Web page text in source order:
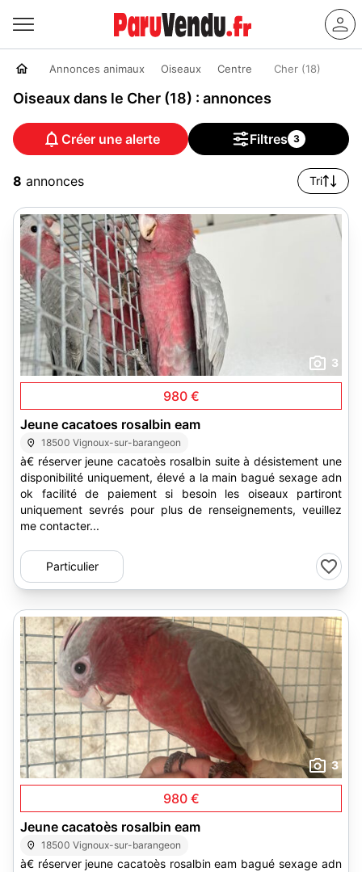
Annonces animaux Oiseaux Centre Cher (18)
Oiseaux dans le Cher (18) : annonces
Créer une alerte Filtres 3
8 annonces Tri
3
980 €
Jeune cacatoes rosalbin eam
18500 Vignoux-sur-barangeon
à€ réserver jeune cacatoès rosalbin suite à désistement une
disponibilité uniquement, élevé a la main bagué sexage adn
ok facilité de paiement si besoin les oiseaux partiront
uniquement sevrés pour plus de renseignements, veuillez
me contacter...
Particulier
3
980 €
Jeune cacatoès rosalbin eam
18500 Vignoux-sur-barangeon
à€ réserver jeune cacatoès rosalbin eam bagué sexage adn